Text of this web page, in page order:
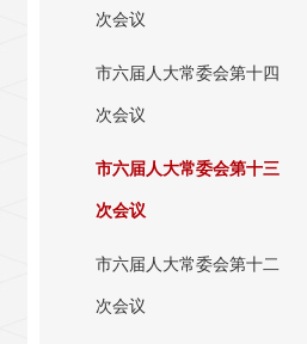
次会议
市六届人大常委会第十四
次会议
市六届人大常委会第十三
次会议
市六届人大常委会第十二
次会议